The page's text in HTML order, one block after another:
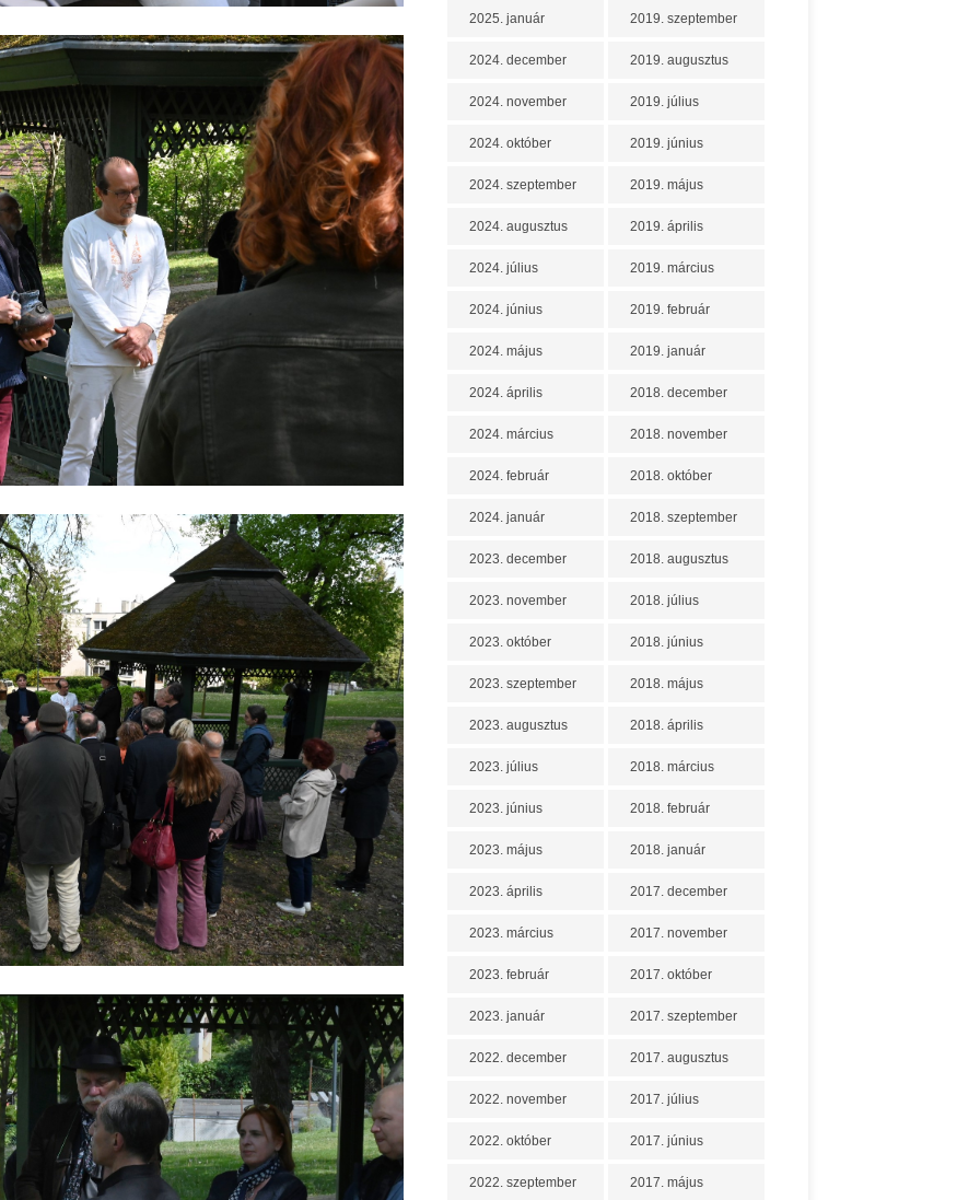
2025. január
2024. december
2024. november
2024. október
2024. szeptember
2024. augusztus
2024. július
2024. június
2024. május
2024. április
2024. március
2024. február
2024. január
2023. december
2023. november
2023. október
2023. szeptember
2023. augusztus
2023. július
2023. június
2023. május
2023. április
2023. március
2023. február
2023. január
2022. december
2022. november
2022. október
2022. szeptember
2019. szeptember
2019. augusztus
2019. július
2019. június
2019. május
2019. április
2019. március
2019. február
2019. január
2018. december
2018. november
2018. október
2018. szeptember
2018. augusztus
2018. július
2018. június
2018. május
2018. április
2018. március
2018. február
2018. január
2017. december
2017. november
2017. október
2017. szeptember
2017. augusztus
2017. július
2017. június
2017. május